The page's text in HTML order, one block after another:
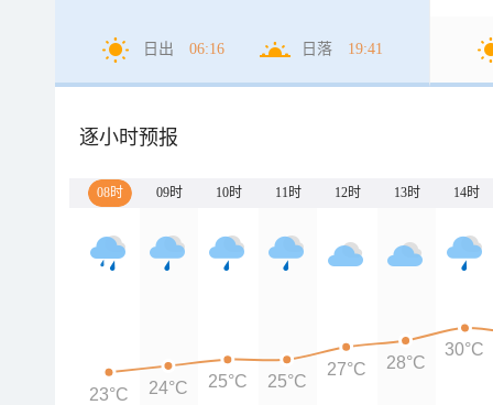
日出 06:16 日落 19:41
逐小时预报
08时 09时 10时 11时 12时 13时 14时
23°C 24°C 25°C 25°C
27°C 28°C
30°C